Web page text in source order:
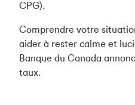
CPG).
Comprendre votre
aider à rester calme et
Banque du Canada
taux.